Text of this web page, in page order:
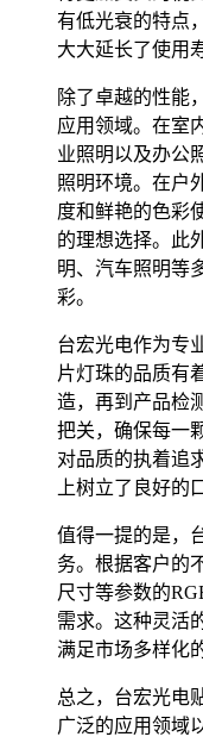
有低光衰的特点
大大延长了使用
除了卓越的性能
应用领域。在室
业照明以及办公
照明环境。在户
度和鲜艳的色彩
的理想选择。此
明、汽车照明等
彩。
台宏光电作为专
片灯珠的品质有
造，再到产品检
把关，确保每一
对品质的执着追
上树立了良好的
值得一提的是，
务。根据客户的
尺寸等参数的
需求。这种灵活
满足市场多样化
总之，台宏光电
广泛的应用领域